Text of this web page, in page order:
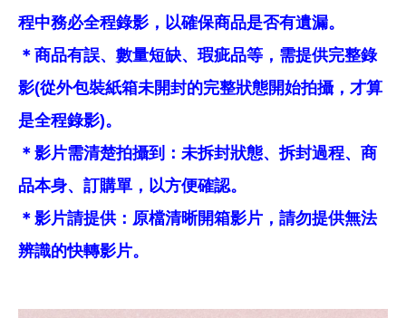
程中務必全程錄影，以確保商品是否有遺漏。
＊商品有誤、數量短缺、瑕疵品等，需提供完整錄
影(從外包裝紙箱未開封的完整狀態開始拍攝，才算
是全程錄影)。
＊影片需清楚拍攝到：未拆封狀態、拆封過程、商
品本身、訂購單，以方便確認。
＊影片請提供：原檔清晰開箱影片，請勿提供無法
辨識的快轉影片。